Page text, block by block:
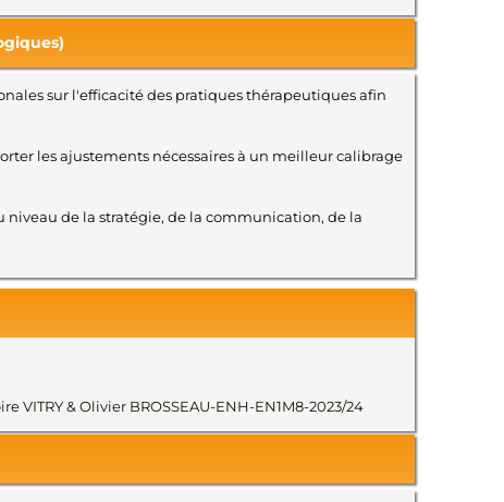
sur l'efficacité des pratiques thérapeutiques afin
les ajustements nécessaires à un meilleur calibrage
de la stratégie, de la communication, de la
VITRY & Olivier BROSSEAU-ENH-EN1M8-2023/24